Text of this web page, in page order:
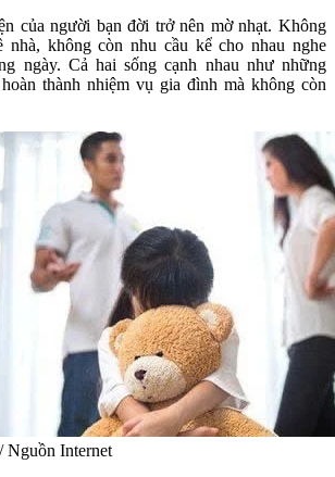
của người bạn đời trở nên mờ nhạt. Không
nhà, không còn nhu cầu kể cho nhau nghe
ngày. Cả hai sống cạnh nhau như những
thành nhiệm vụ gia đình mà không còn
Nguồn Internet